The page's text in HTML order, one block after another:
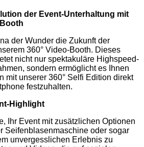
der Event-Unterhaltung mit
der Wunder die Zukunft der
360° Video-Booth. Dieses
nicht nur spektakuläre Highspeed-
sondern ermöglicht es Ihnen
mit unserer 360° Selfi Edition direkt
festzuhalten.
Highlight
Ihr Event mit zusätzlichen Optionen
Seifenblasenmaschine oder sogar
unvergesslichen Erlebnis zu